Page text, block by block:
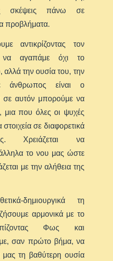
σκέψεις πάνω σε
προβλήματα.
αντικρίζοντας τον
αγαπάμε όχι το
την ουσία του, την
άνθρωπος είναι ο
σε αυτόν μπορούμε να
μια που όλες οι ψυχές
σε διαφορετικά
Χρειάζεται να
το νου μας ώστε
με την αλήθεια της
δημιουργικά τη
αρμονικά με το
Φως και
σαν πρώτο βήμα, να
τη βαθύτερη ουσία